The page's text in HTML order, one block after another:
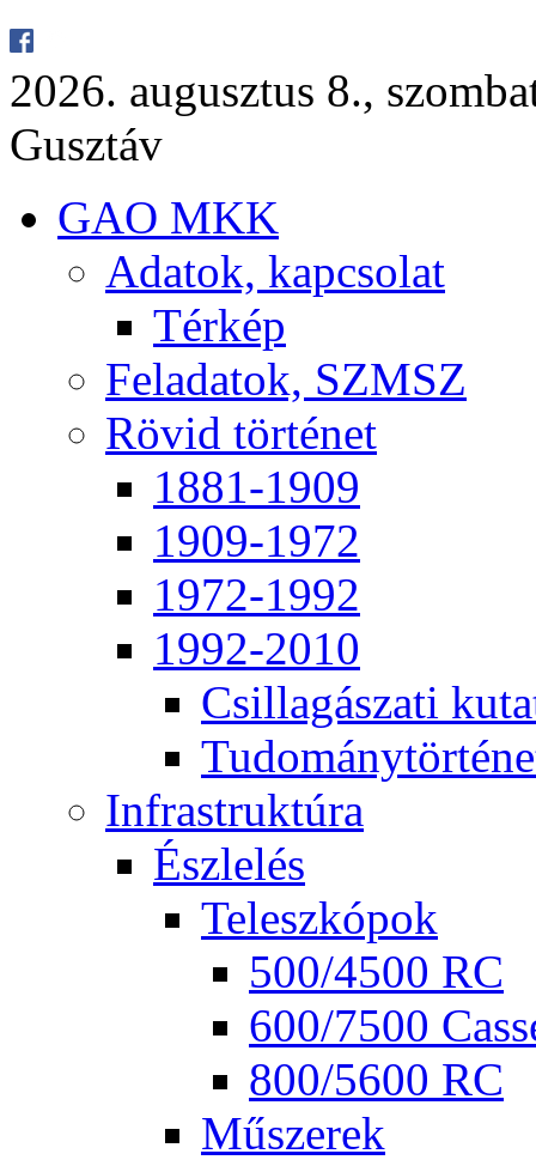
2026. au­gusz­tus 8.,
Gusz­táv
GAO MKK
Ada­tok, kap­cso­lat
Tér­kép
Fel­ada­tok, SZMSZ
Rö­vid tör­té­net
1881-1909
1909-1972
1972-1992
1992-2010
Csil­la­gá­sza­ti
Inf­ra­struk­tú­ra
Ész­le­lés
Te­lesz­kó­pok
500/4500 RC
600/7500
800/5600 RC
Mű­sze­rek